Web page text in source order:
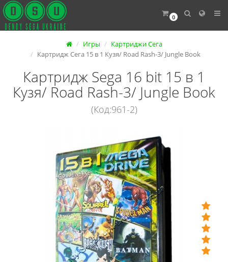
0
Игры
Картриджи Сега
Картридж Сега 15 в 1 Кузя/ Road Rash-3/ Jungle Book
Картридж Sega 16 bit 15 в 1
Кузя/ Road Rash-3/ Jungle Book
(Код:961-2)